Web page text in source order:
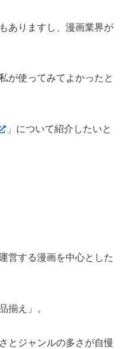
ありますし、漫画業界が
が使ってみてよかったと
」について紹介したいと
営する漫画を中心とした
揃え」。
とジャンルの多さが自慢